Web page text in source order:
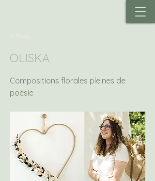
OLISKA
Compositions florales pleines de
poésie